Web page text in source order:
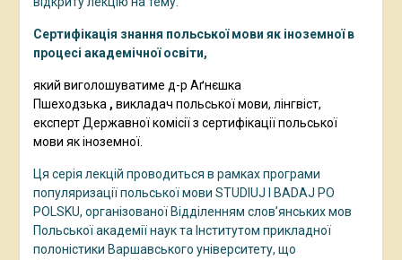
Сертифікація знання польської мови як іноземної в
процесі академічної освіти,
який виголошуватиме д-р Аґнєшка
Пшеходзька , викладач польської мови, лінгвіст,
експерт Державної комісії з сертифікації польської
мови як іноземної.
Ця серія лекцій проводиться в рамках програми
популяризації польської мови STUDIUJ I BADAJ PO
POLSKU, організованої Відділенням слов’янських мов
Польської академії наук та Інститутом прикладної
полоністики Варшавського університету, що